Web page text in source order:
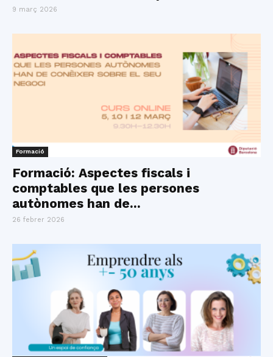
9 març 2026
Formació
Formació: Aspectes fiscals i
comptables que les persones
autònomes han de...
26 febrer 2026